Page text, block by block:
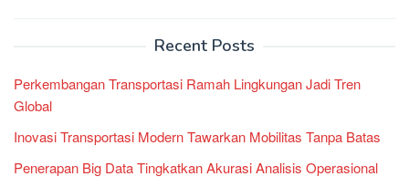
Recent Posts
Perkembangan Transportasi Ramah Lingkungan Jadi Tren
Global
Inovasi Transportasi Modern Tawarkan Mobilitas Tanpa Batas
Penerapan Big Data Tingkatkan Akurasi Analisis Operasional